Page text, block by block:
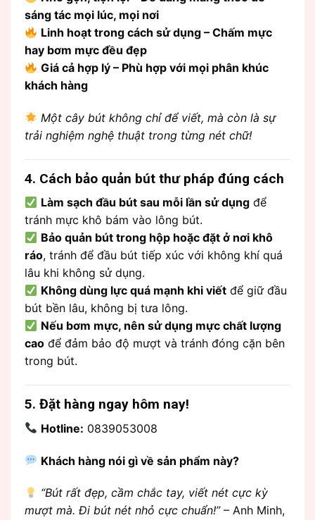
sáng tác mọi lúc, mọi nơi
Linh hoạt trong cách sử dụng – Chấm mực
hay bơm mực đều đẹp
Giá cả hợp lý – Phù hợp với mọi phân khúc
khách hàng
Một cây bút không chỉ để viết, mà còn là sự
trải nghiệm nghệ thuật trong từng nét chữ!
4. Cách bảo quản bút thư pháp đúng cách
Làm sạch đầu bút sau mỗi lần sử dụng để
tránh mực khô bám vào lông bút.
Bảo quản bút trong hộp hoặc đặt ở nơi khô
ráo, tránh để đầu bút tiếp xúc với không khí quá
lâu khi không sử dụng.
Không dùng lực quá mạnh khi viết để giữ đầu
bút bền lâu, không bị tưa lông.
Nếu bơm mực, nên sử dụng mực chất lượng
cao để đảm bảo độ mượt và tránh đóng cặn bên
trong bút.
5. Đặt hàng ngay hôm nay!
Hotline: 0839053008
Khách hàng nói gì về sản phẩm này?
“Bút rất đẹp, cầm chắc tay, viết nét cực kỳ
mượt mà. Đi bút nét nhỏ cực chuẩn!”– Anh Minh,